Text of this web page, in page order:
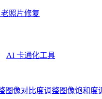
照片修复
AI 卡通化工具
图像对比度调整图像饱和度